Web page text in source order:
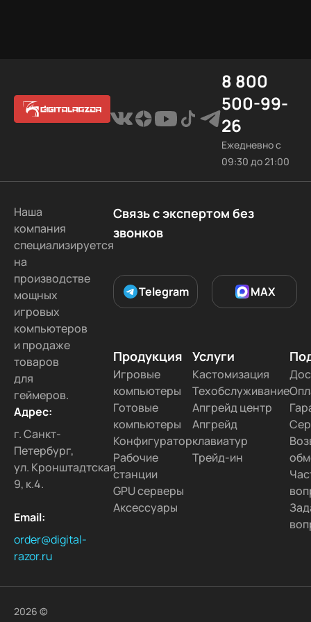
8 800
500-99-
26
Ежедневно с
09:30 до 21:00
Наша
компания
специализируется
на
производстве
мощных
игровых
компьютеров
и продаже
товаров
для
геймеров.
Адрес:
г. Санкт-
Петербург,
ул. Кронштадтская
9, к.4.
Email:
order@digital-
razor.ru
Связь с экспертом без
звонков
Telegram MAX
Продукция
Игровые
компьютеры
Готовые
компьютеры
Конфигуратор
Рабочие
станции
GPU серверы
Аксессуары
Услуги
Кастомизация
Техобслуживание
Апгрейд центр
Апгрейд
клавиатур
Трейд-ин
2026 ©